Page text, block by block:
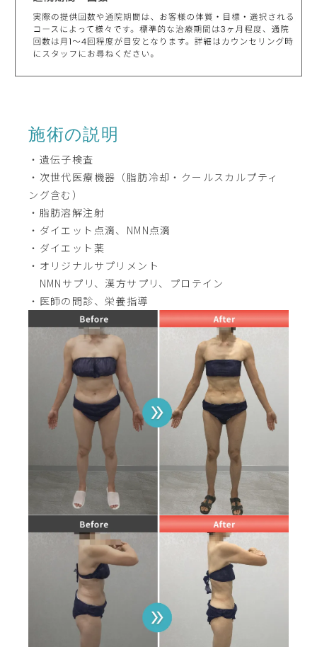
施術の説明
・遺伝子検査
・次世代医療機器（脂肪冷却・クールスカルプティ
ング含む）
・脂肪溶解注射
・ダイエット点滴、NMN点滴
・ダイエット薬
・オリジナルサプリメント
NMNサプリ、漢方サプリ、プロテイン
・医師の問診、栄養指導